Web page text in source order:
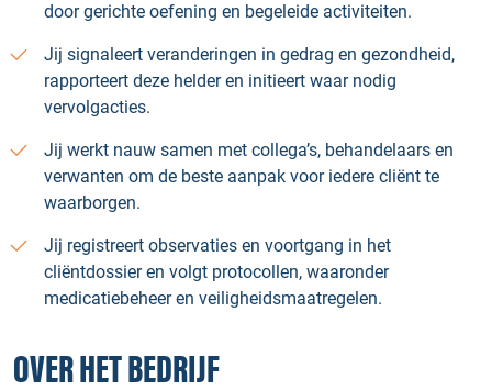
door gerichte oefening en begeleide activiteiten.
Jij signaleert veranderingen in gedrag en gezondheid,
rapporteert deze helder en initieert waar nodig
vervolgacties.
Jij werkt nauw samen met collega’s, behandelaars en
verwanten om de beste aanpak voor iedere cliënt te
waarborgen.
Jij registreert observaties en voortgang in het
cliëntdossier en volgt protocollen, waaronder
medicatiebeheer en veiligheidsmaatregelen.
OVER HET BEDRIJF